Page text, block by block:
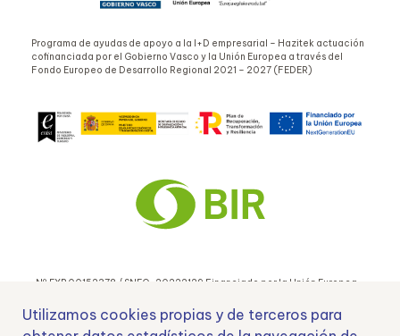
Programa de ayudas de apoyo a la I+D empresarial – Hazitek actuación
cofinanciada por el Gobierno Vasco y la Unión Europea a través del
Fondo Europeo de Desarrollo Regional 2021 – 2027 (FEDER)
Nº EXP 00152378 / SNEO-20222129 Financiado por la Unión Europea –
Utilizamos cookies propias y de terceros para